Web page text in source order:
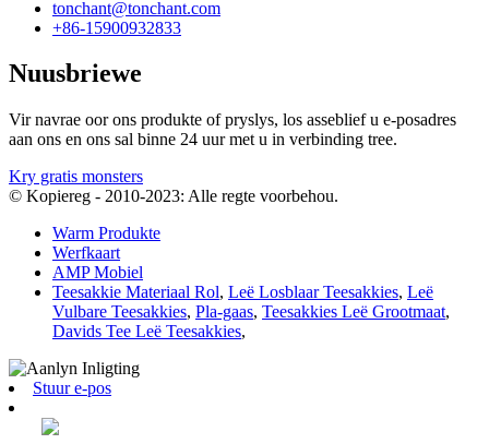
tonchant@tonchant.com
+86-15900932833
Nuusbriewe
Vir navrae oor ons produkte of pryslys, los asseblief u e-posadres
aan ons en ons sal binne 24 uur met u in verbinding tree.
Kry gratis monsters
© Kopiereg - 2010-2023: Alle regte voorbehou.
Warm Produkte
Werfkaart
AMP Mobiel
Teesakkie Materiaal Rol, Leë Losblaar Teesakkies, Leë
Vulbare Teesakkies, Pla-gaas, Teesakkies Leë Grootmaat,
Davids Tee Leë Teesakkies,
Stuur e-pos